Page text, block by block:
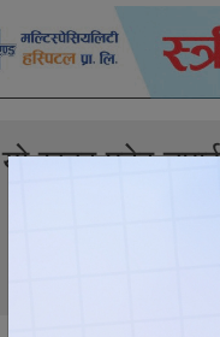
यो खबर पढेर